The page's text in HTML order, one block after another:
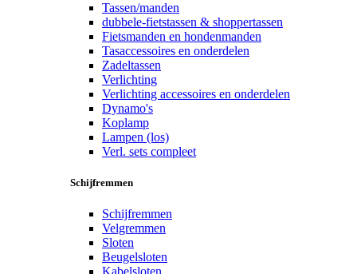
Tassen/manden
dubbele-fietstassen & shoppertassen
Fietsmanden en hondenmanden
Tasaccessoires en onderdelen
Zadeltassen
Verlichting
Verlichting accessoires en onderdelen
Dynamo's
Koplamp
Lampen (los)
Verl. sets compleet
Schijfremmen
Schijfremmen
Velgremmen
Sloten
Beugelsloten